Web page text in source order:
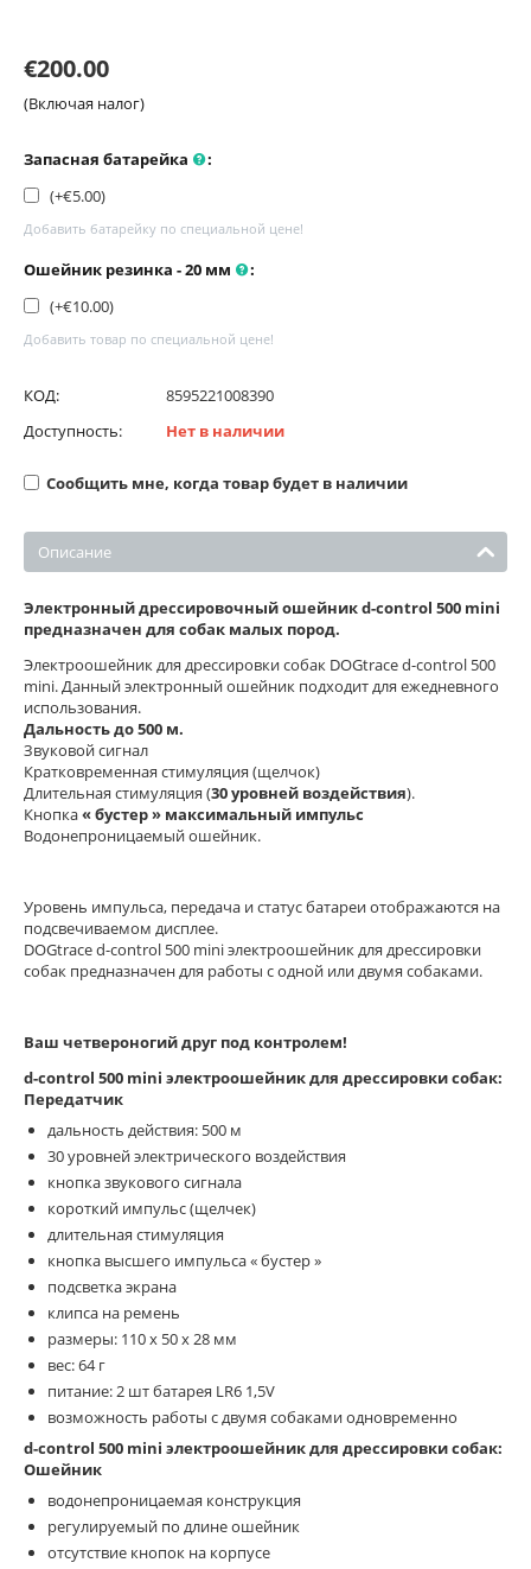
€200.00
(Включая налог)
Запасная батарейка
:
(+€5.00)
Добавить батарейку по специальной цене!
Ошейник резинка - 20 мм
:
(+€10.00)
Добавить товар по специальной цене!
КОД:
8595221008390
Доступность:
Нет в наличии
Сообщить мне, когда товар будет в наличии
Описание
Электронный дрессировочный ошейник d-control 500 mini
предназначен для собак малых пород.
Электроошейник для дрессировки собак DOGtrace d-control 500
mini. Данный электронный ошейник подходит для ежедневного
использования.
Дальность до 500 м.
Звуковой сигнал
Кратковременная стимуляция (щелчок)
Длительная стимуляция (30 уровней воздействия).
Кнопка« бустер » максимальный импульс
Водонепроницаемый ошейник.
Уровень импульса, передача и статус батареи отображаются на
подсвечиваемом дисплее.
DOGtrace d-control 500 mini электроошейник для дрессировки
собак предназначен для работы с одной или двумя собаками.
Ваш четвероногий друг под контролем!
d-control 500 mini электроошейник для дрессировки собак:
Передатчик
дальность действия: 500 м
30 уровней электрического воздействия
кнопка звукового сигнала
короткий импульс (щелчек)
длительная стимуляция
кнопка высшего импульса « бустер »
подсветка экрана
клипса на ремень
размеры: 110 х 50 х 28 мм
вес: 64 г
питание: 2 шт батарея LR6 1,5V
возможность работы с двумя собаками одновременно
d-control 500 mini электроошейник для дрессировки собак:
Ошейник
водонепроницаемая конструкция
регулируемый по длине ошейник
отсутствие кнопок на корпусе